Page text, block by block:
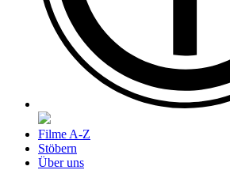
Filme A-Z
Stöbern
Über uns